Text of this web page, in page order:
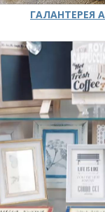
ГАЛАНТЕРЕЯ